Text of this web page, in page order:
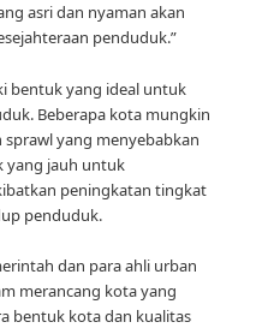
asri dan nyaman akan
penduduk.”
bentuk yang ideal untuk
Beberapa kota mungkin
yang menyebabkan
yang jauh untuk
peningkatan tingkat
penduduk.
dan para ahli urban
merancang kota yang
bentuk kota dan kualitas